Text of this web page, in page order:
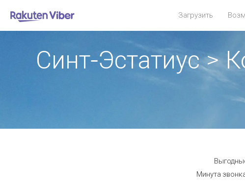
Загрузить
Синт-Эстатиус >
Минута